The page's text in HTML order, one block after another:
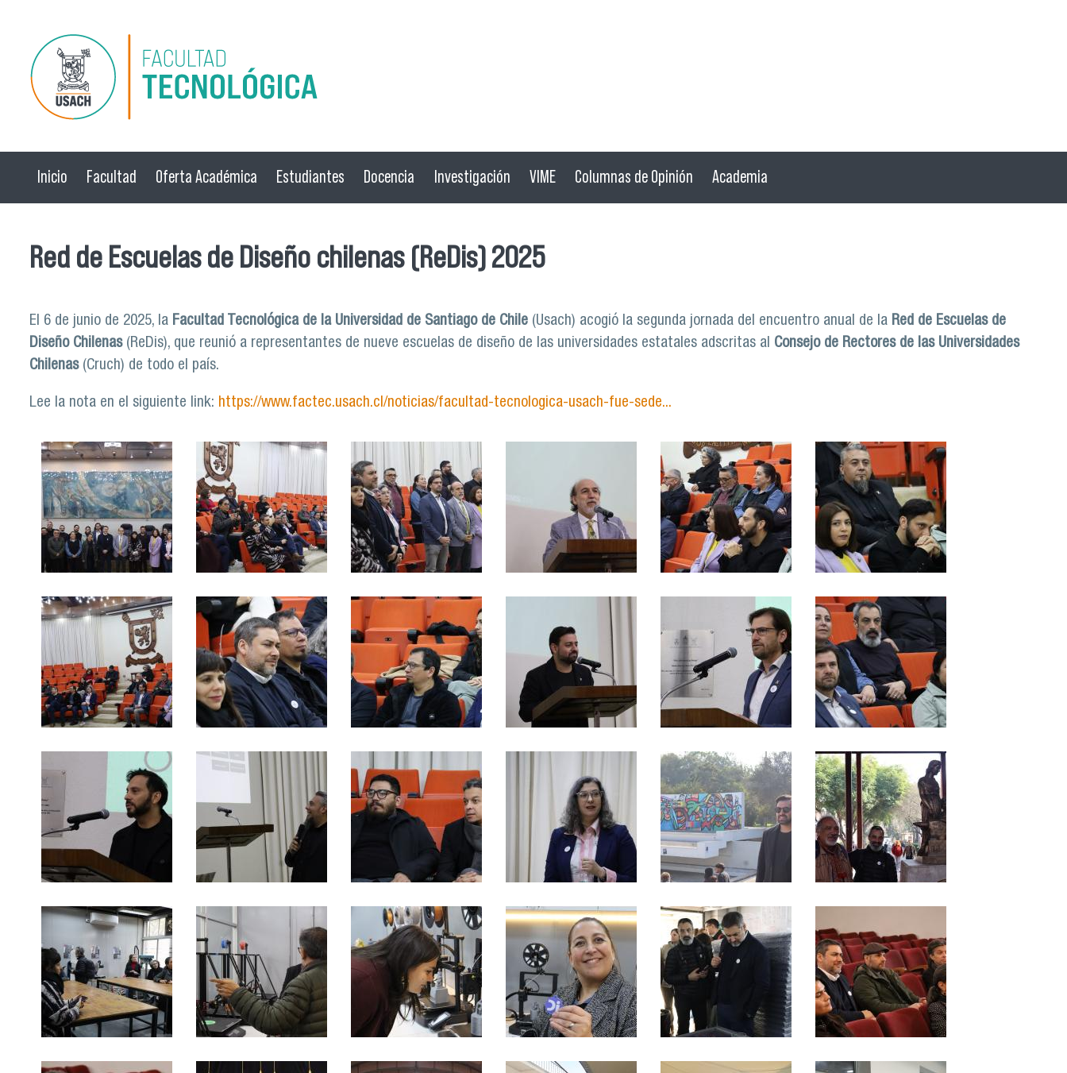
Pasar al contenido principal
Inicio Facultad Oferta Académica Estudiantes Docencia Investigación VIME Columnas de Opinión Academia
Red de Escuelas de Diseño chilenas (ReDis) 2025
El 6 de junio de 2025, la Facultad Tecnológica de la Universidad de Santiago de Chile (Usach) acogió la segunda jornada del encuentro anual de la Red de Escuelas de
Diseño Chilenas (ReDis), que reunió a representantes de nueve escuelas de diseño de las universidades estatales adscritas al Consejo de Rectores de las Universidades
Chilenas (Cruch) de todo el país.
Lee la nota en el siguiente link: https://www.factec.usach.cl/noticias/facultad-tecnologica-usach-fue-sede...